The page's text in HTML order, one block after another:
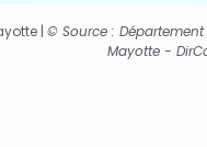
|© Source :
Mayotte -